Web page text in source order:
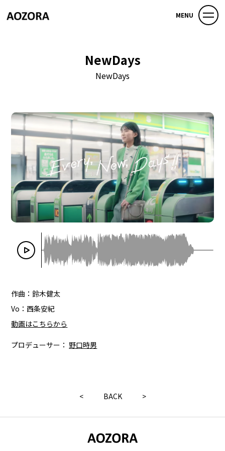
MENU
NewDays
NewDays
作曲：鈴木健太
Vo：西条安紀
動画はこちらから
プロデューサー： 野口時男
< BACK >